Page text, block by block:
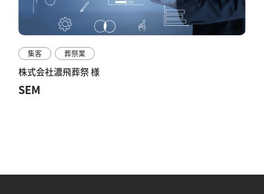
集客 葬祭業
株式会社濃飛葬祭 様
SEM